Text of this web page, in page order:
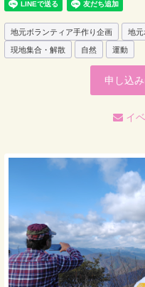
地元ボランティア手作り企画 地元
現地集合・解散 自然 運動
申し込
イ